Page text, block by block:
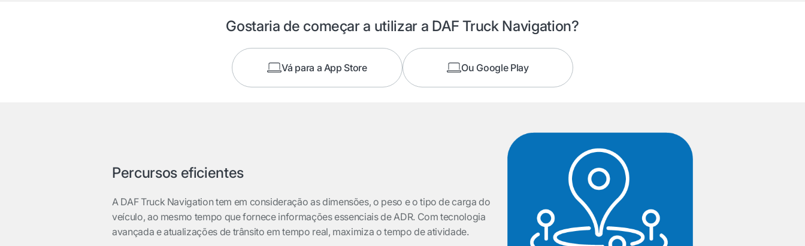
Gostaria de começar a utilizar a DAF Truck Navigation?
Vá para a App Store Ou Google Play
Percursos eficientes
A DAF Truck Navigationtem em consideração as dimensões, o peso e o tipo de carga do
veículo, ao mesmo tempo que fornece informações essenciais de ADR. Com tecnologia
avançada e atualizações de trânsito em tempo real, maximiza o tempo de atividade.